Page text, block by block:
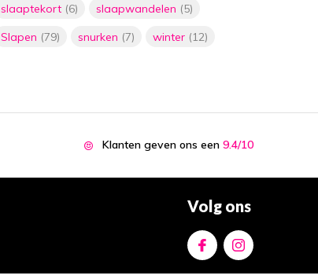
De ultieme gids voor
het kiezen van de
perfecte matras:
kan helpen bij het
nekklachten
Waarom je altijd een
matrasbeschermer
moet gebruiken: de
voordelen op een
slaaptekort (6) slaapwandelen (5)
Slapen (79) snurken (7) winter (12)
Klanten geven ons een 9.4/10
Volg ons